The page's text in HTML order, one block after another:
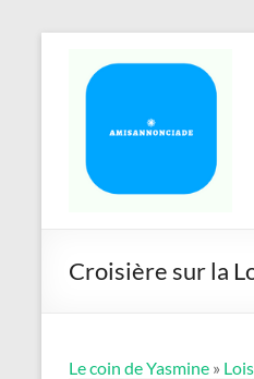
contenu
Croisière sur la
Le coin de Yasmine »